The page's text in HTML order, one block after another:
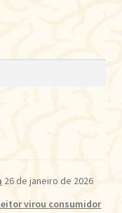
26 de janeiro de 2026
virou consumidor